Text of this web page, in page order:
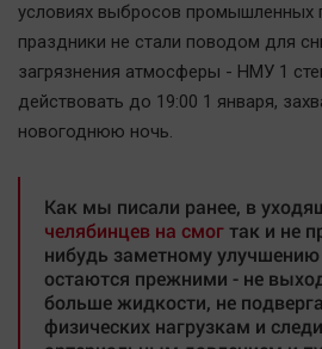
Политика
Экономика
Происшествия
Здоровье
Курилка
Мнения
Спорт
Технологии
условиях выбросов промышленных
праздники не стали поводом для
загрязнения атмосферы - НМУ 1
действовать до 19:00 1 января,
новогоднюю ночь.
Как мы писали ранее, в
челябинцев на смогтак и не
нибудь заметному
остаются прежними - не
больше жидкости, не
физических нагрузкам и